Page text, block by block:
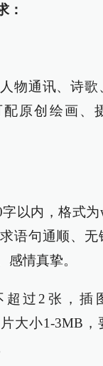
：
物通讯、诗
原创绘画、
以内，格式
语句通顺、
感情真挚。
超过2张，插
大小1-3MB，